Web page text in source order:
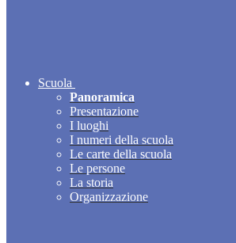
Scuola
Panoramica
Presentazione
I luoghi
I numeri della scuola
Le carte della scuola
Le persone
La storia
Organizzazione